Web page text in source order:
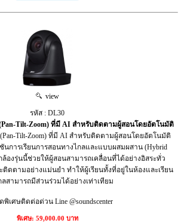
view
รหัส : DL30
(Pan-Tilt-Zoom) ที่มี AI สำหรับติดตามผู้สอนโดยอัตโนมัติ
(Pan-Tilt-Zoom) ที่มี AI สำหรับติดตามผู้สอนโดยอัตโนมัติ
นการเรียนการสอนทางไกลและแบบผสมผสาน (Hybrid
กล้องรุ่นนี้ช่วยให้ผู้สอนสามารถเคลื่อนที่ได้อย่างอิสระทั่ว
ติดตามอย่างแม่นยำ ทำให้ผู้เรียนทั้งที่อยู่ในห้องและเรียน
ลสามารถมีส่วนร่วมได้อย่างเท่าเทียม
พิเศษติดต่อด่วน Line @soundscenter
พิเศษ: 59,000.00 บาท